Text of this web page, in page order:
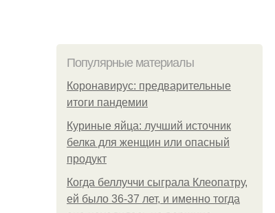
Популярные материалы
Коронавирус: предварительные
итоги пандемии
Куриные яйца: лучший источник
белка для женщин или опасный
продукт
Когда беллуччи сыграла Клеопатру,
ей было 36-37 лет, и именно тогда